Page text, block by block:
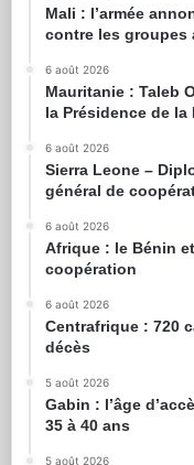
Mali : l’armée
contre les groupes
6 août 2026
Mauritanie : Taleb
la Présidence de la
6 août 2026
Sierra Leone –
général de
6 août 2026
Afrique : le Bénin
coopération
6 août 2026
Centrafrique : 720
décès
5 août 2026
Gabin : l’âge
35 à 40 ans
5 août 2026